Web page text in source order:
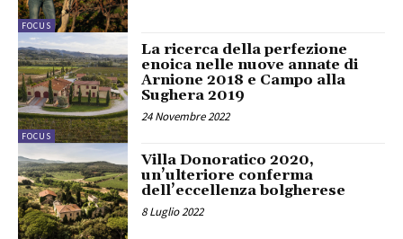
FOCUS
FOCUS
La ricerca della perfezione
enoica nelle nuove annate di
Arnione 2018 e Campo alla
Sughera 2019
24 Novembre 2022
Villa Donoratico 2020,
un’ulteriore conferma
dell’eccellenza bolgherese
8 Luglio 2022